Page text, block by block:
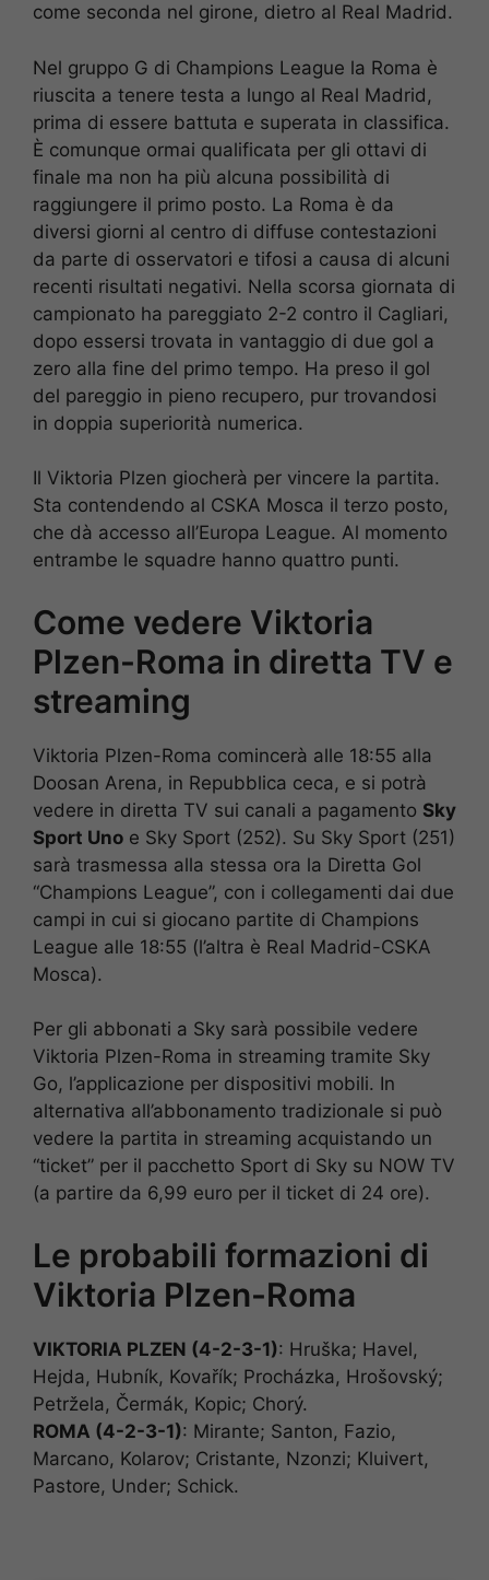
come seconda nel girone, dietro al Real Madrid.
Nel gruppo G di Champions League la Roma è
riuscita a tenere testa a lungo al Real Madrid,
prima di essere battuta e superata in classifica.
È comunque ormai qualificata per gli ottavi di
finale ma non ha più alcuna possibilità di
raggiungere il primo posto. La Roma è da
diversi giorni al centro di diffuse contestazioni
da parte di osservatori e tifosi a causa di alcuni
recenti risultati negativi. Nella scorsa giornata di
campionato ha pareggiato 2-2 contro il Cagliari,
dopo essersi trovata in vantaggio di due gol a
zero alla fine del primo tempo. Ha preso il gol
del pareggio in pieno recupero, pur trovandosi
in doppia superiorità numerica.
Il Viktoria Plzen giocherà per vincere la partita.
Sta contendendo al CSKA Mosca il terzo posto,
che dà accesso all’Europa League. Al momento
entrambe le squadre hanno quattro punti.
Come vedere Viktoria
Plzen-Roma in diretta TV e
streaming
Viktoria Plzen-Roma comincerà alle 18:55 alla
Doosan Arena, in Repubblica ceca, e si potrà
vedere in diretta TV sui canali a pagamento Sky
Sport Uno e Sky Sport (252). Su Sky Sport (251)
sarà trasmessa alla stessa ora la Diretta Gol
“Champions League”, con i collegamenti dai due
campi in cui si giocano partite di Champions
League alle 18:55 (l’altra è Real Madrid-CSKA
Mosca).
Per gli abbonati a Sky sarà possibile vedere
Viktoria Plzen-Roma in streaming tramite Sky
Go, l’applicazione per dispositivi mobili. In
alternativa all’abbonamento tradizionale si può
vedere la partita in streaming acquistando un
“ticket” per il pacchetto Sport di Sky su NOW TV
(a partire da 6,99 euro per il ticket di 24 ore).
Le probabili formazioni di
Viktoria Plzen-Roma
VIKTORIA PLZEN (4-2-3-1): Hruška; Havel,
Hejda, Hubník, Kovařík; Procházka, Hrošovský;
Petržela, Čermák, Kopic; Chorý.
ROMA (4-2-3-1): Mirante; Santon, Fazio,
Marcano, Kolarov; Cristante, Nzonzi; Kluivert,
Pastore, Under; Schick.